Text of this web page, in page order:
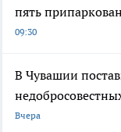
пять
09:30
В Чувашии
Вчера